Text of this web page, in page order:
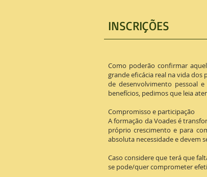
INSCRIÇÕES
Como poderão confirmar
grande eficácia real na vida
de desenvolvimento pessoal
benefícios, pedimos que leia
Compromisso e participação
A formação da Voades é
próprio crescimento e para
absoluta necessidade e devem
Caso considere que terá que
se pode/quer comprometer